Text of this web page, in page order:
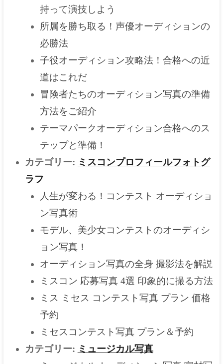
持って演技しよう
所属を勝ち取る！声優オーディションの
必勝法
子役オーディション攻略法！合格への近
道はこれだ
冒険者たちのオーディション写真の準備
方法をご紹介
テーマパークオーディション合格へのス
テップと準備！
カテゴリー: ミスコンプロフィールフォトグ
ラフ
人生が変わる！コンテスト オーディショ
ン写真術
モデル、美少女コンテストのオーディシ
ョン写真！
オーディション写真の全身 撮影法を解説
ミスコン 応募写真 4選 印象的に撮る方法
ミス ミセス コンテスト写真 プラン 価格
予約
ミセスコンテスト写真 プラン＆予約
カテゴリー: ミュージカル写真